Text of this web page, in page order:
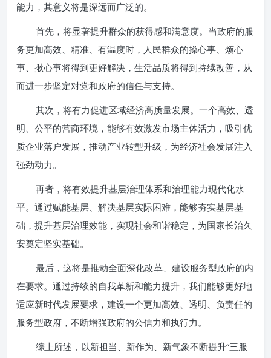
能力，其意义将是深远而广泛的。
首先，将显著提升群众的获得感和满意度。当政府的服
务更加高效、精准、有温度时，人民群众的操心事、烦心
事、揪心事将得到更好解决，生活品质将得到持续改善，从
而进一步坚定对党和政府的信任与支持。
其次，将有力促进区域经济高质量发展。一个高效、透
明、公平的营商环境，能够有效激发市场主体活力，吸引优
质企业落户发展，推动产业转型升级，为经济社会发展注入
强劲动力。
再者，将有效提升基层治理体系和治理能力现代化水
平。通过赋能基层、解决基层实际困难，能够夯实基层基
础，提升基层治理效能，实现社会和谐稳定，为国家长治久
安奠定坚实基础。
最后，这将是推动全面深化改革、建设服务型政府的内
在要求。通过持续的自我革新和能力提升，我们能够更好地
适应新时代发展要求，建设一个更加高效、透明、负责任的
服务型政府，不断增强政府的公信力和执行力。
综上所述，以新担当、新作为、新气象不断提升“三服